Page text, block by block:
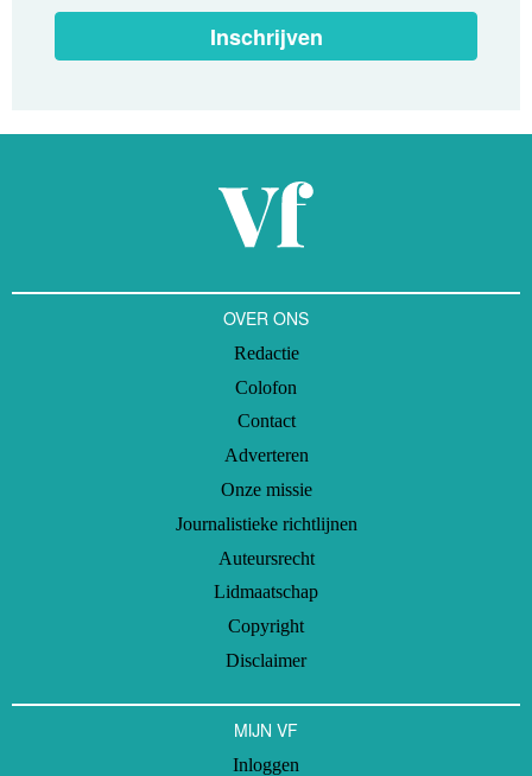
Inschrijven
OVER ONS
Redactie
Colofon
Contact
Adverteren
Onze missie
Journalistieke richtlijnen
Auteursrecht
Lidmaatschap
Copyright
Disclaimer
MIJN VF
Inloggen